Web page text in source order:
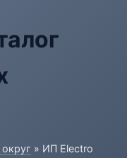
» ИП Electro